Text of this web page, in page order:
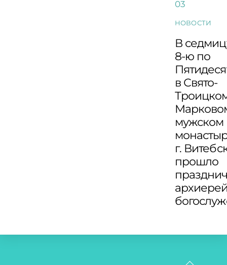
НОВОСТИ
В
8-ю по
в Свято-
мужском
г.
прошло
Back